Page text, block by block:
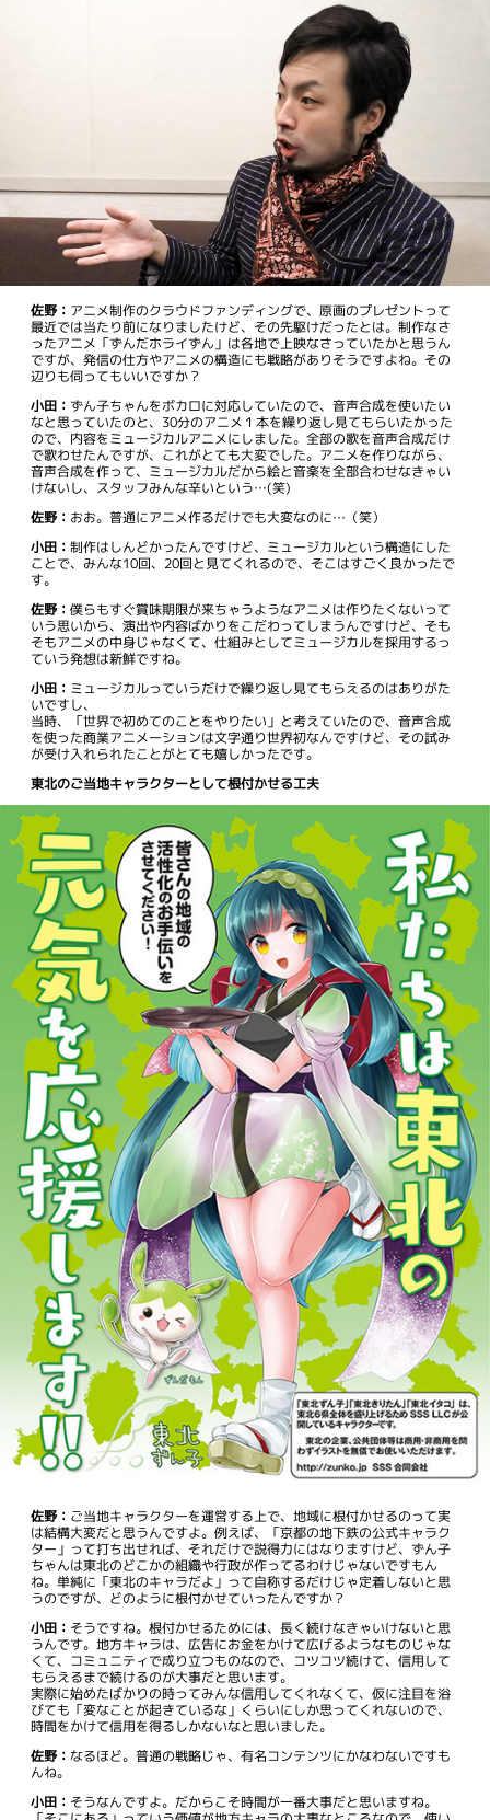
佐野： アニメ制作のクラウドファンディングで、原画のプレゼントって
最近では当たり前になりましたけど、その先駆けだったとは。制作なさ
ったアニメ「ずんだホライずん」は各地で上映なさっていたかと思うん
ですが、発信の仕方やアニメの構造にも戦略がありそうですよね。その
辺りも伺ってもいいですか？
小田： ずん子ちゃんをボカロに対応していたので、音声合成を使いたい
なと思っていたのと、30分のアニメ１本を繰り返し見てもらいたかった
ので、内容をミュージカルアニメにしました。全部の歌を音声合成だけ
で歌わせたんですが、これがとても大変でした。アニメを作りながら、
音声合成を作って、ミュージカルだから絵と音楽を全部合わせなきゃい
けないし、スタッフみんな辛いという…(笑)
佐野： おお。普通にアニメ作るだけでも大変なのに…（笑）
小田： 制作はしんどかったんですけど、ミュージカルという構造にした
ことで、みんな10回、20回と見てくれるので、そこはすごく良かったで
す。
佐野： 僕らもすぐ賞味期限が来ちゃうようなアニメは作りたくないって
いう思いから、演出や内容ばかりをこだわってしまうんですけど、そも
そもアニメの中身じゃなくて、仕組みとしてミュージカルを採用するっ
ていう発想は新鮮ですね。
小田： ミュージカルっていうだけで繰り返し見てもらえるのはありがた
いですし、
当時、「世界で初めてのことをやりたい」と考えていたので、音声合成
を使った商業アニメーションは文字通り世界初なんですけど、その試み
が受け入れられたことがとても嬉しかったです。
東北のご当地キャラクターとして根付かせる工夫
佐野： ご当地キャラクターを運営する上で、地域に根付かせるのって実
は結構大変だと思うんですよ。例えば、「京都の地下鉄の公式キャラク
ター」って打ち出せれば、それだけで説得力にはなりますけど、ずん子
ちゃんは東北のどこかの組織や行政が作ってるわけじゃないですもん
ね。単純に「東北のキャラだよ」って自称するだけじゃ定着しないと思
うのですが、どのように根付かせていったんですか？
小田： そうですね。根付かせるためには、長く続けなきゃいけないと思
うんです。地方キャラは、広告にお金をかけて広げるようなものじゃな
くて、コミュニティで成り立つものなので、コツコツ続けて、信用して
もらえるまで続けるのが大事だと思います。
実際に始めたばかりの時ってみんな信用してくれなくて、仮に注目を浴
びても「変なことが起きているな」くらいにしか思ってくれないので、
時間をかけて信用を得るしかないなと思いました。
佐野： なるほど。普通の戦略じゃ、有名コンテンツにかなわないですも
んね。
小田： そうなんですよ。だからこそ時間が一番大事だと思いますね。